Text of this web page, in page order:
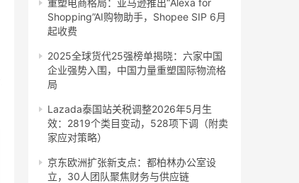
Shopping”AI购物助手，Shopee SIP 6月
起收费
2025全球货代25强榜单揭晓：六家中国
企业强势入围，中国力量重塑国际物流格
局
Lazada泰国站关税调整2026年5月生
效：2819个类目变动，528项下调（附卖
家应对策略）
京东欧洲扩张新支点：都柏林办公室设
立，30人团队聚焦财务与供应链